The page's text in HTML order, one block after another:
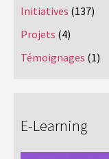
Initiatives (137)
Projets (4)
Témoignages (1)
E-Learning